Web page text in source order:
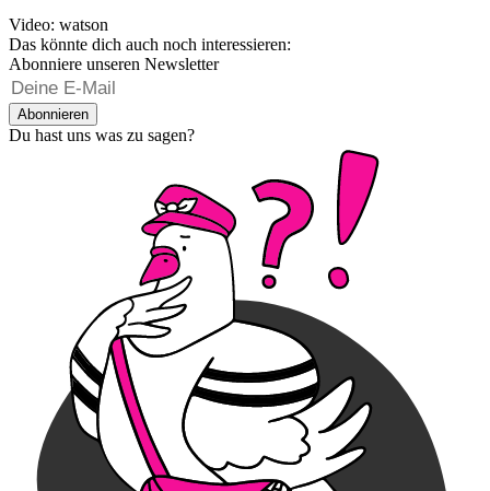
Video: watson
Das könnte dich auch noch interessieren:
Abonniere unseren Newsletter
Abonnieren
Du hast uns was zu sagen?